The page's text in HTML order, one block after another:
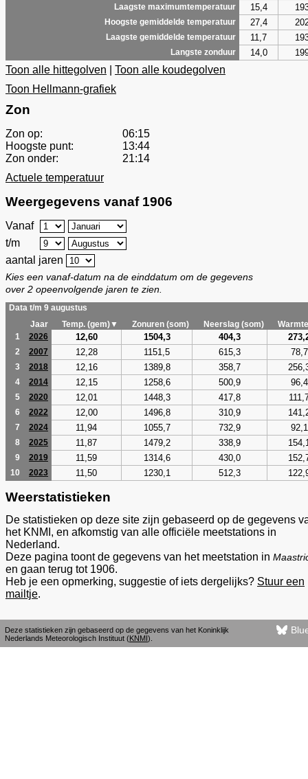
Laagste maximumtemperatuur 15,4
Hoogste gemiddelde temperatuur 27,4
Laagste gemiddelde temperatuur 11,7
Langste zonduur 14,0
Toon alle hittegolven
Toon alle koudegolven
Toon Hellmann-grafiek
Zon
Zon op:
06:15
Hoogste punt:
13:44
Zon onder:
21:14
Actuele temperatuur
Weergegevens vanaf 1906
Vanaf
t/m
aantal jaren
Kies een vanaf-datum na de einddatum om de gegevens
over 2 opeenvolgende jaren te zien.
Data t/m 9 augustus
Jaar
Temp. (gem)▼ Zonuren (som) Neerslag (som)
1
2026 12,60 1504,3 404,3
2 2007 12,28 1151,5 615,3 78,7
3 2018 12,16 1389,8 358,7
4 2014 12,15 1258,6 500,9 96,4
5 2020 12,01 1448,3 417,8
6 2022 12,00 1496,8 310,9
7 2024 11,94 1055,7 732,9 92,1
8 2025 11,87 1479,2 338,9
9 2019 11,59 1314,6 430,0
10 2023 11,50 1230,1 512,3
Weerstatistieken
De statistieken op deze site zijn gebaseerd op de gegevens
het KNMI, en afkomstig van alle officiële meetstations in
Nederland.
Deze pagina toont de gegevens van het meetstation in
en gaan terug tot 1906.
Heb je een opmerking, suggestie of iets dergelijks? Stuur een
mailtje.
Deze statistieken zijn gebaseerd op de gegevens van het Koninklijk
Nederlands Meteorologisch Instituut (KNMI).